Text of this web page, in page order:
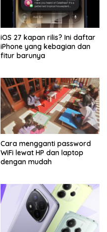
iOS 27 kapan rilis? Ini daftar
iPhone yang kebagian dan
fitur barunya
Cara mengganti password
WiFi lewat HP dan laptop
dengan mudah